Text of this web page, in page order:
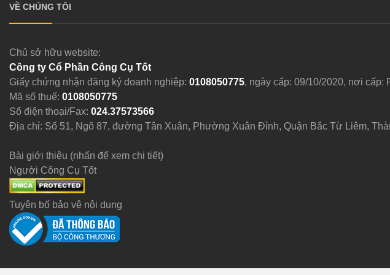
VỀ CHÚNG TÔI
Chủ sở hữu website:
Công ty Cổ Phần Công Cụ Tốt
Giấy chứng nhận đăng ký doanh nghiệp: 0108050775, ngày cấp: 09/10/2020, nơi
Mã số thuế: 0108050775
Số điện thoại/Fax: 024.37573566
Địa chỉ: Số 51, Ngõ 87, đường Tân Xuân, Phường Xuân Đỉnh, Quận Bắc Từ Liêm,
Bài giới thiệu (nhấn để xem chi tiết)
Người Công Cụ Tốt
Tuyên bố bảo vệ nội dung